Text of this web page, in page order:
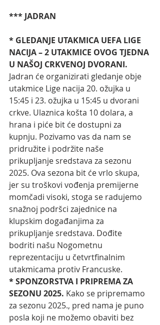
*** JADRAN
* GLEDANJE UTAKMICA UEFA LIGE
NACIJA – 2 UTAKMICE OVOG TJEDNA
U NAŠOJ CRKVENOJ DVORANI.
Jadran će organizirati gledanje obje
utakmice Lige nacija 20. ožujka u
15:45 i 23. ožujka u 15:45 u dvorani
crkve. Ulaznica košta 10 dolara, a
hrana i piće bit će dostupni za
kupnju. Pozivamo vas da nam se
pridružite i podržite naše
prikupljanje sredstava za sezonu
2025. Ova sezona bit će vrlo skupa,
jer su troškovi vođenja premijerne
momčadi visoki, stoga se radujemo
snažnoj podršci zajednice na
klupskim događanjima za
prikupljanje sredstava. Dođite
bodriti našu Nogometnu
reprezentaciju u četvrtfinalnim
utakmicama protiv Francuske.
* SPONZORSTVA I PRIPREMA ZA
SEZONU 2025. Kako se pripremamo
za sezonu 2025., pred nama je puno
posla koji ne možemo obaviti bez